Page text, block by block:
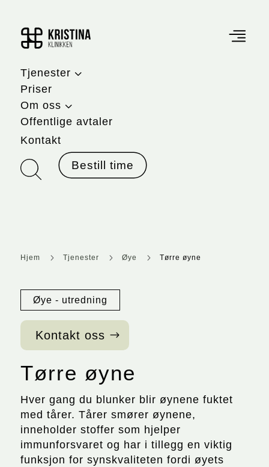
3
Tjenester
Priser
3
Om oss
Offentlige avtaler
Kontakt
Bestill time
Hjem 5 Tjenester 5 Øye 5 Tørre øyne
Øye - utredning
Tørre øyne
Kontakt oss
Hver gang du blunker blir øynene fuktet
med tårer. Tårer smører øynene,
inneholder stoffer som hjelper
immunforsvaret og har i tillegg en viktig
funksjon for synskvaliteten fordi øyets